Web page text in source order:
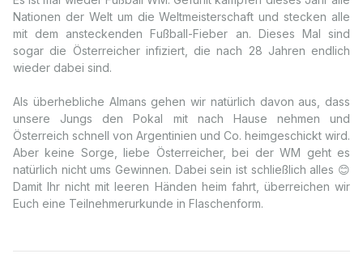
Nationen der Welt um die Weltmeisterschaft und stecken alle
mit dem ansteckenden Fußball-Fieber an. Dieses Mal sind
sogar die Österreicher infiziert, die nach 28 Jahren endlich
wieder dabei sind.
Als überhebliche Almans gehen wir natürlich davon aus, dass
unsere Jungs den Pokal mit nach Hause nehmen und
Österreich schnell von Argentinien und Co. heimgeschickt wird.
Aber keine Sorge, liebe Österreicher, bei der WM geht es
natürlich nicht ums Gewinnen. Dabei sein ist schließlich alles 😊
Damit Ihr nicht mit leeren Händen heim fahrt, überreichen wir
Euch eine Teilnehmerurkunde in Flaschenform.